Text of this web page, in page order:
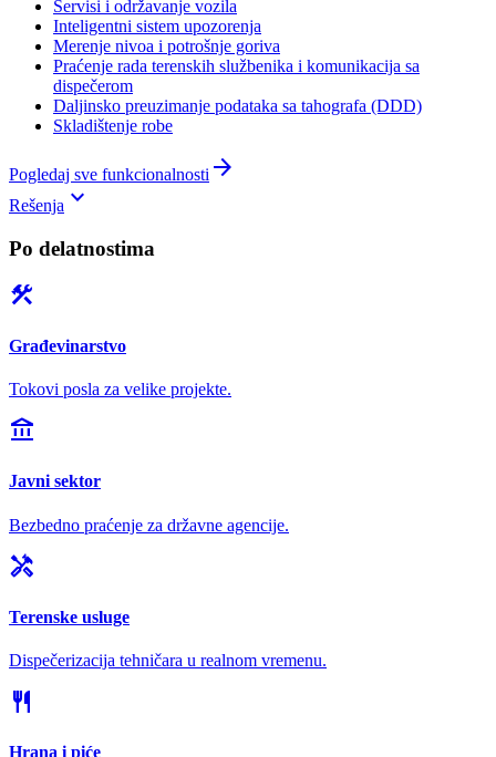
Servisi i održavanje vozila
Inteligentni sistem upozorenja
Merenje nivoa i potrošnje goriva
Praćenje rada terenskih službenika i komunikacija sa
dispečerom
Daljinsko preuzimanje podataka sa tahografa (DDD)
Skladištenje robe
Pogledaj sve funkcionalnosti arrow_forward
Rešenja keyboard_arrow_down
Po delatnostima
construction
Građevinarstvo
Tokovi posla za velike projekte.
account_balance
Javni sektor
Bezbedno praćenje za državne agencije.
handyman
Terenske usluge
Dispečerizacija tehničara u realnom vremenu.
restaurant
Hrana i piće